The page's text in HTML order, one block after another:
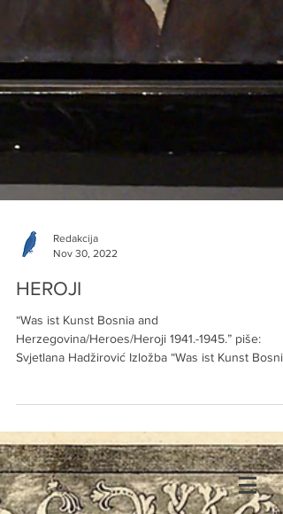
Nov 30, 2022
HEROJI
“Was ist Kunst Bosnia and
Herzegovina/Heroes/Heroji 1941.-1945.” piše:
and...